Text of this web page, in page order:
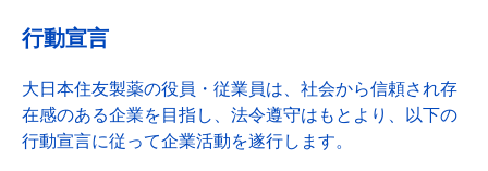
行動宣言
大日本住友製薬の役員・従業員は、社会から信頼され存
在感のある企業を目指し、法令遵守はもとより、以下の
行動宣言に従って企業活動を遂行します。